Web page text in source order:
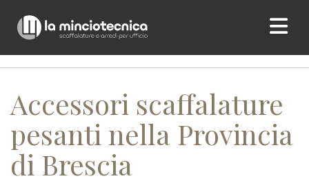
Home/ Accessori scaffalature pesanti nella Provincia di
Accessori scaffalature
pesanti nella Provincia
di Brescia